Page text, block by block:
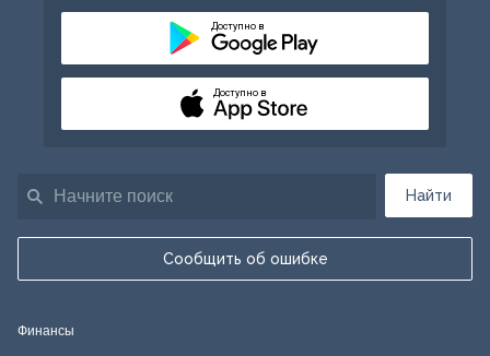
Найти
Сообщить об ошибке
Доступно в
Доступно в
Финансы